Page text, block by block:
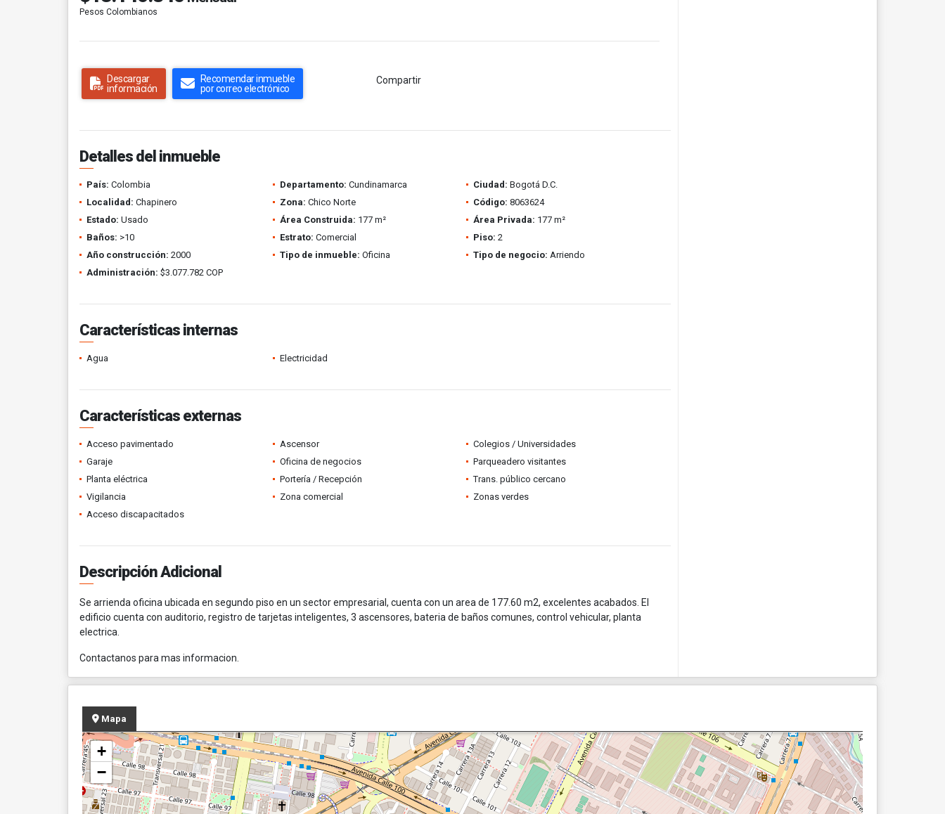
Pesos Colombianos
Descargar
información
Recomendar inmueble
por correo electrónico
Compartir
Detalles del inmueble
País: Colombia Departamento: Cundinamarca Ciudad: Bogotá D.C.
Localidad: Chapinero Zona: Chico Norte Código: 8063624
Estado: Usado Área Construida: 177 m² Área Privada: 177 m²
Baños: >10 Estrato: Comercial Piso: 2
Año construcción: 2000 Tipo de inmueble: Oficina Tipo de negocio: Arriendo
Administración: $3.077.782 COP
Características internas
Agua Electricidad
Características externas
Acceso pavimentado Ascensor
Colegios / Universidades
Garaje
Oficina de negocios
Parqueadero visitantes
Planta eléctrica
Portería / Recepción
Trans. público cercano
Vigilancia
Zona comercial
Zonas verdes
Acceso discapacitados
Descripción Adicional
Se arrienda oficina ubicada en segundo piso en un sector empresarial, cuenta con un area de 177.60 m2, excelentes acabados. El
edificio cuenta con auditorio, registro de tarjetas inteligentes, 3 ascensores, bateria de baños comunes, control vehicular, planta
electrica.
Contactanos para mas informacion.
Mapa
+
−